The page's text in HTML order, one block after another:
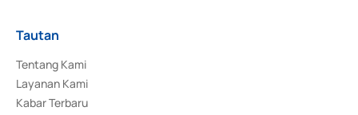
Tautan
Tentang Kami
Layanan Kami
Kabar Terbaru